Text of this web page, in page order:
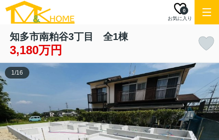
お気に入り
0
知多市南粕谷3丁目 全1棟
3,180万円
1/16